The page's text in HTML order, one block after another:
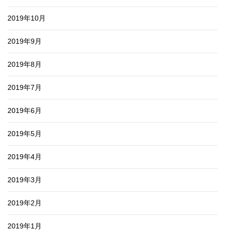
2019年10月
2019年9月
2019年8月
2019年7月
2019年6月
2019年5月
2019年4月
2019年3月
2019年2月
2019年1月